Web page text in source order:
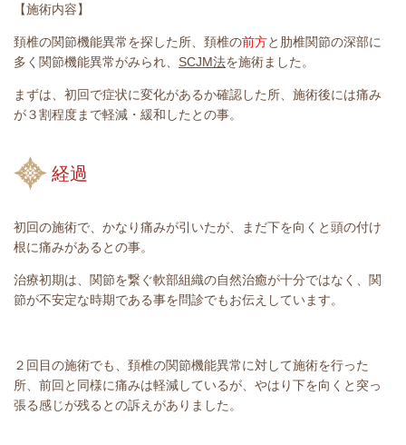
【施術内容】
頚椎の関節機能異常を探した所、頚椎の前方と肋椎関節の深部に
多く関節機能異常がみられ、 SCJM法を施術ました。
まずは、初回で症状に変化があるか確認した所、施術後には痛み
が３割程度まで軽減・緩和したとの事。
経過
初回の施術で、かなり痛みが引いたが、まだ下を向くと頭の付け
根に痛みがあるとの事。
治療初期は、関節を繋ぐ軟部組織の自然治癒が十分ではなく、関
節が不安定な時期である事を問診でもお伝えしています。
２回目の施術でも、頚椎の関節機能異常に対して施術を行った
所、前回と同様に痛みは軽減しているが、やはり下を向くと突っ
張る感じが残るとの訴えがありました。